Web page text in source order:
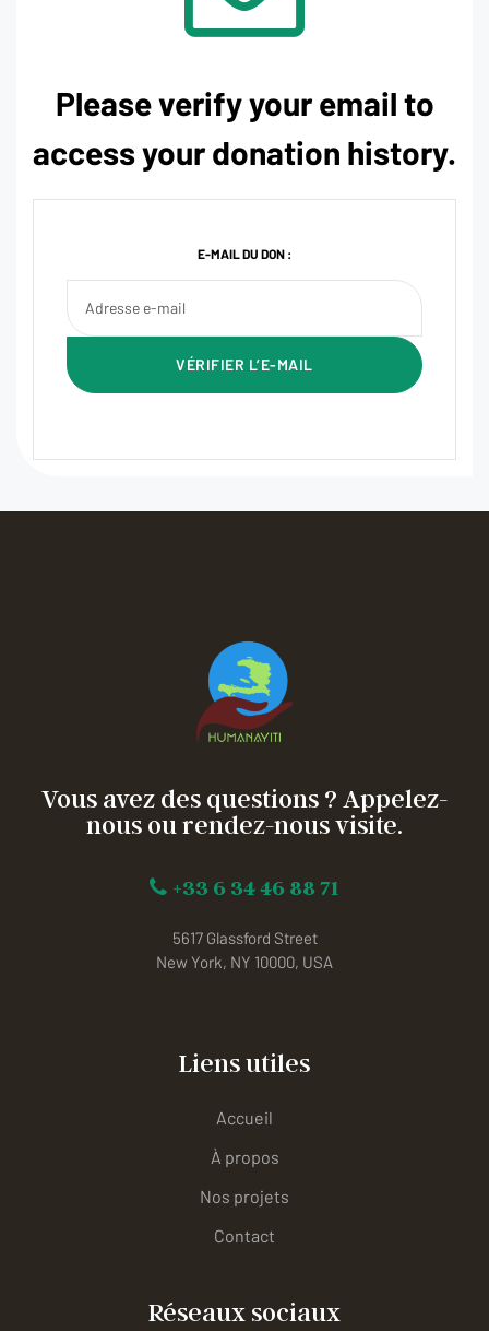
Please verify your email to
access your donation history.
E-MAIL DU DON :
Vous avez des questions ? Appelez-
nous ou rendez-nous visite.
+33 6 34 46 88 71
5617 Glassford Street
New York, NY 10000, USA
Liens utiles
Accueil
À propos
Nos projets
Contact
Réseaux sociaux